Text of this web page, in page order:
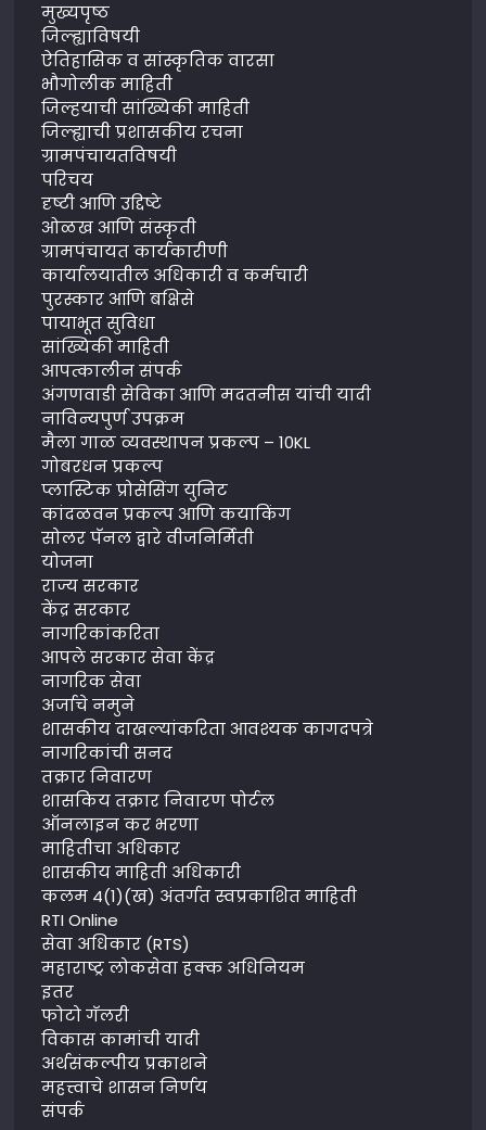
मुख्यपृष्ठ
जिल्ह्याविषयी
ऐतिहासिक व सांस्कृतिक वारसा
भौगोलीक माहिती
जिल्हयाची सांख्यिकी माहिती
जिल्ह्याची प्रशासकीय रचना
ग्रामपंचायतविषयी
परिचय
दृष्टी आणि उद्दिष्टे
ओळख आणि संस्कृती
ग्रामपंचायत कार्यकारीणी
कार्यालयातील अधिकारी व कर्मचारी
पुरस्कार आणि बक्षिसे
पायाभूत सुविधा
सांख्यिकी माहिती
आपत्कालीन संपर्क
अंगणवाडी सेविका आणि मदतनीस यांची यादी
नाविन्यपुर्ण उपक्रम
मैला गाळ व्यवस्थापन प्रकल्प – 10KL
गोबरधन प्रकल्प
प्लास्टिक प्रोसेसिंग युनिट
कांदळवन प्रकल्प आणि कयाकिंग
सोलर पॅनल द्वारे वीजनिर्मिती
योजना
राज्य सरकार
केंद्र सरकार
नागरिकांकरिता
आपले सरकार सेवा केंद्र
नागरिक सेवा
अर्जाचे नमुने
शासकीय दाखल्यांकरिता आवश्यक कागदपत्रे
नागरिकांची सनद
तक्रार निवारण
शासकिय तक्रार निवारण पोर्टल
ऑनलाइन कर भरणा
माहितीचा अधिकार
शासकीय माहिती अधिकारी
कलम 4(1)(ख) अंतर्गत स्वप्रकाशित माहिती
RTI Online
सेवा अधिकार (RTS)
महाराष्ट्र लोकसेवा हक्क अधिनियम
इतर
फोटो गॅलरी
विकास कामांची यादी
अर्थसंकल्पीय प्रकाशने
महत्त्वाचे शासन निर्णय
संपर्क